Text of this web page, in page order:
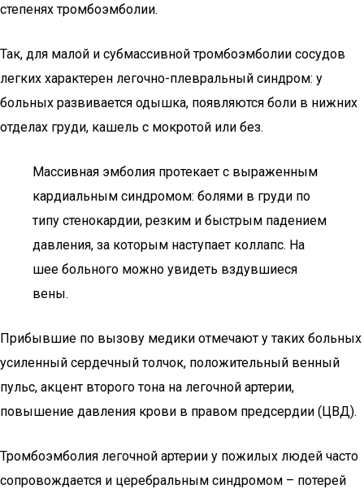
степенях тромбоэмболии.
Так, для малой и субмассивной тромбоэмболии сосудов
легких характерен легочно-плевральный синдром: у
больных развивается одышка, появляются боли в нижних
отделах груди, кашель с мокротой или без.
Массивная эмболия протекает с выраженным
кардиальным синдромом: болями в груди по
типу стенокардии, резким и быстрым падением
давления, за которым наступает коллапс. На
шее больного можно увидеть вздувшиеся
вены.
Прибывшие по вызову медики отмечают у таких больных
усиленный сердечный толчок, положительный венный
пульс, акцент второго тона на легочной артерии,
повышение давления крови в правом предсердии (ЦВД).
Тромбоэмболия легочной артерии у пожилых людей часто
сопровождается и церебральным синдромом – потерей